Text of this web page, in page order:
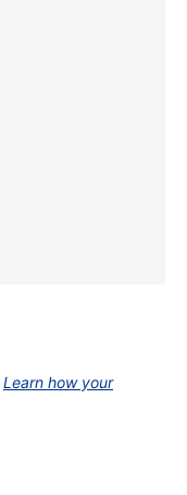
Learn how your